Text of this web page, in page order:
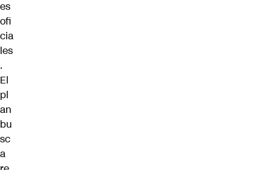
es
ofi
cia
les
.
El
pl
an
bu
sc
a